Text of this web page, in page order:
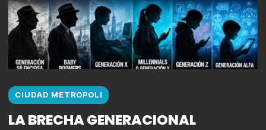
CIUDAD METROPOLI
LA BRECHA GENERACIONAL